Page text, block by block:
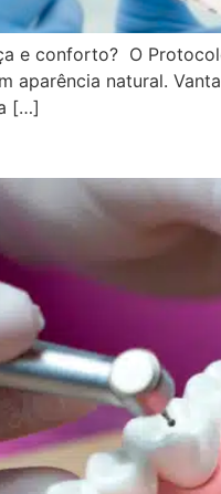
e conforto? O
aparência natural.
[…]